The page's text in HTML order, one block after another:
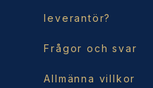
leverantör?
Frågor och svar
Allmänna villkor